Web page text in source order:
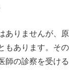
ありませんが、原
もあります。その
師の診察を受ける